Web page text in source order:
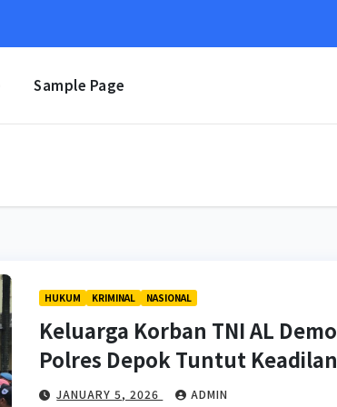
Sample Page
HUKUM KRIMINAL NASIONAL
Keluarga Korban TNI AL Demo
Polres Depok Tuntut Keadilan
JANUARY 5, 2026 ADMIN